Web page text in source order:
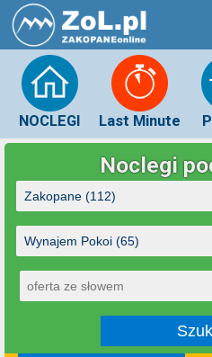
NOCLEGI Last Minute
Noclegi